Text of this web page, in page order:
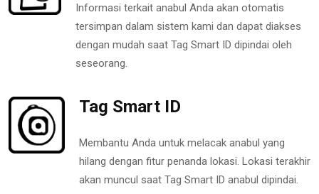
Informasi terkait anabul Anda akan otomatis
tersimpan dalam sistem kami dan dapat diakses
dengan mudah saat Tag Smart ID dipindai oleh
seseorang.
Tag Smart ID
Membantu Anda untuk melacak anabul yang
hilang dengan fitur penanda lokasi. Lokasi terakhir
akan muncul saat Tag Smart ID anabul dipindai.